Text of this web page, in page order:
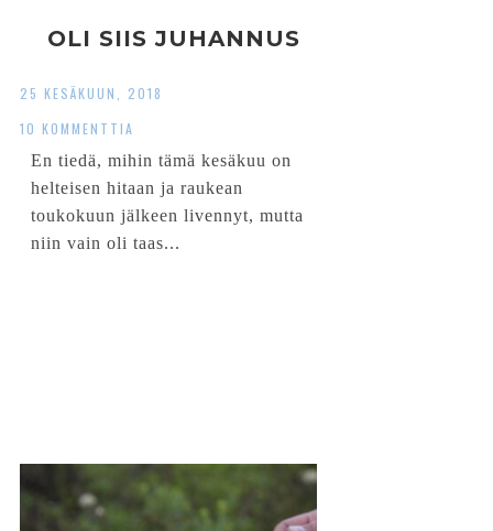
OLI SIIS JUHANNUS
25 KESÄKUUN, 2018
10 KOMMENTTIA
En tiedä, mihin tämä kesäkuu on
helteisen hitaan ja raukean
toukokuun jälkeen livennyt, mutta
niin vain oli taas...